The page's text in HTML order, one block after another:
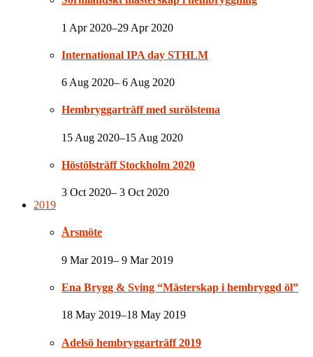
1 Apr 2020–29 Apr 2020
International IPA day STHLM
6 Aug 2020– 6 Aug 2020
Hembryggarträff med surölstema
15 Aug 2020–15 Aug 2020
Höstölsträff Stockholm 2020
3 Oct 2020– 3 Oct 2020
2019
Årsmöte
9 Mar 2019– 9 Mar 2019
Ena Brygg & Sving “Mästerskap i hembryggd öl”
18 May 2019–18 May 2019
Adelsö hembryggarträff 2019